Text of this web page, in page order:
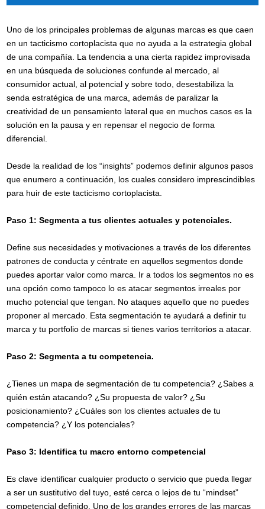
Uno de los principales problemas de algunas marcas es que caen
en un tacticismo cortoplacista que no ayuda a la estrategia global
de una compañía. La tendencia a una cierta rapidez improvisada
en una búsqueda de soluciones confunde al mercado, al
consumidor actual, al potencial y sobre todo, desestabiliza la
senda estratégica de una marca, además de paralizar la
creatividad de un pensamiento lateral que en muchos casos es la
solución en la pausa y en repensar el negocio de forma
diferencial.
Desde la realidad de los “insights” podemos definir algunos pasos
que enumero a continuación, los cuales considero imprescindibles
para huir de este tacticismo cortoplacista.
Paso 1: Segmenta a tus clientes actuales y potenciales.
Define sus necesidades y motivaciones a través de los diferentes
patrones de conducta y céntrate en aquellos segmentos donde
puedes aportar valor como marca. Ir a todos los segmentos no es
una opción como tampoco lo es atacar segmentos irreales por
mucho potencial que tengan. No ataques aquello que no puedes
proponer al mercado. Esta segmentación te ayudará a definir tu
marca y tu portfolio de marcas si tienes varios territorios a atacar.
Paso 2: Segmenta a tu competencia.
¿Tienes un mapa de segmentación de tu competencia? ¿Sabes a
quién están atacando? ¿Su propuesta de valor? ¿Su
posicionamiento? ¿Cuáles son los clientes actuales de tu
competencia? ¿Y los potenciales?
Paso 3: Identifica tu macro entorno competencial
Es clave identificar cualquier producto o servicio que pueda llegar
a ser un sustitutivo del tuyo, esté cerca o lejos de tu “mindset”
competencial definido. Uno de los grandes errores de las marcas
Suscríbete a nuestra
Newsletter mensual